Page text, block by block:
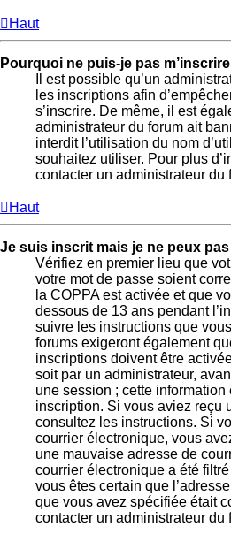
Haut
Pourquoi ne puis-je pas
Il est possible qu’un
les inscriptions afin
s’inscrire. De même, il est
administrateur du forum ait
interdit l’utilisation du nom
souhaitez utiliser. Pour plus
contacter un administrateur du
Haut
Je suis inscrit mais je ne peux
Vérifiez en premier lieu que
votre mot de passe soient
la COPPA est activée et que
dessous de 13 ans pendant
suivre les instructions que
forums exigeront également
inscriptions doivent être
soit par un administrateur,
une session ; cette
inscription. Si vous aviez reçu
consultez les instructions. Si
courrier électronique, vous
une mauvaise adresse de
courrier électronique a été
vous êtes certain que
que vous avez spécifiée était
contacter un administrateur du